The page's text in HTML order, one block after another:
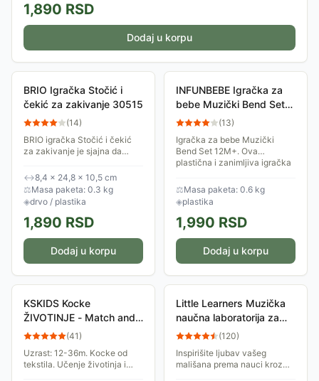
1,890 RSD
Dodaj u korpu
BRIO Igračka Stočić i
čekić za zakivanje 30515
(14)
BRIO igračka Stočić i čekić
za zakivanje je sjajna da
ruka i uzročno-posledične
veze. Mali majstori će na
zabavan i...
↔8,4 × 24,8 × 10,5 cm
⚖Masa paketa: 0.3 kg
◈drvo / plastika
1,890 RSD
Dodaj u korpu
INFUNBEBE Igračka za
bebe Muzički Bend Set
12M+
(13)
Igračka za bebe Muzički
Bend Set 12M+. Ova
plastična i zanimljiva igračka
najkvalitetnije plastike.
Igračka je idealna za bebe
⚖Masa paketa: 0.6 kg
◈plastika
1,990 RSD
Dodaj u korpu
KSKIDS Kocke
ŽIVOTINJE - Match and
Sound Blocks - Animals -
(41)
Uzrast: 12-36m. Kocke od
tekstila. Učenje životinja i
Little Learners Muzička
naučna laboratorija za
bebu Moj prvi mikroskop
(120)
Inspirišite ljubav vašeg
mališana prema nauci kroz